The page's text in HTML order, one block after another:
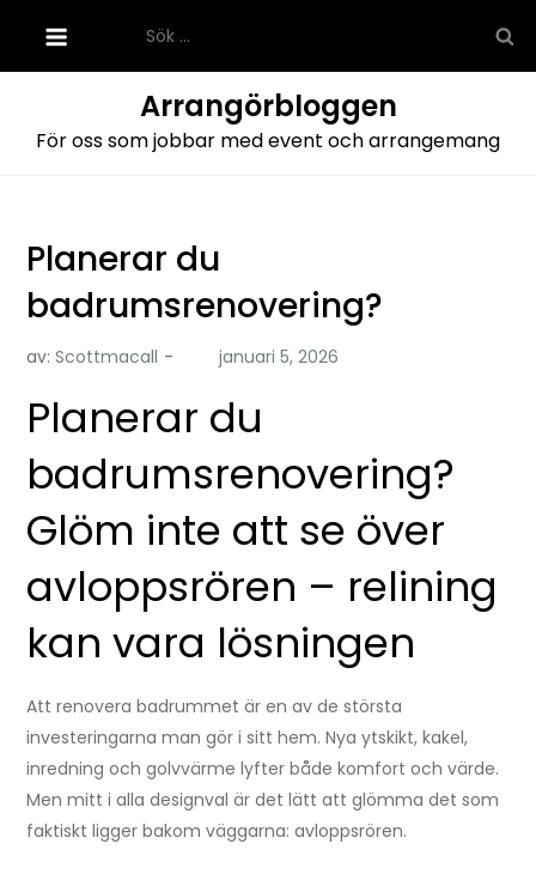
innehåll
efter:
Arrangörbloggen
För oss som jobbar med event och arrangemang
Planerar du
badrumsrenovering?
av:Scottmacall
Planerar du
badrumsrenovering?
Glöm inte att se över
avloppsrören – relining
kan vara lösningen
Att renovera badrummet är en av de största
investeringarna man gör i sitt hem. Nya ytskikt, kakel,
inredning och golvvärme lyfter både komfort och värde.
Men mitt i alla designval är det lätt att glömma det som
faktiskt ligger bakom väggarna: avloppsrören.